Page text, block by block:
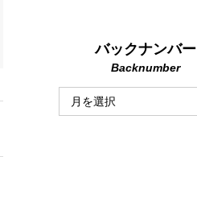
バックナンバー
Backnumber